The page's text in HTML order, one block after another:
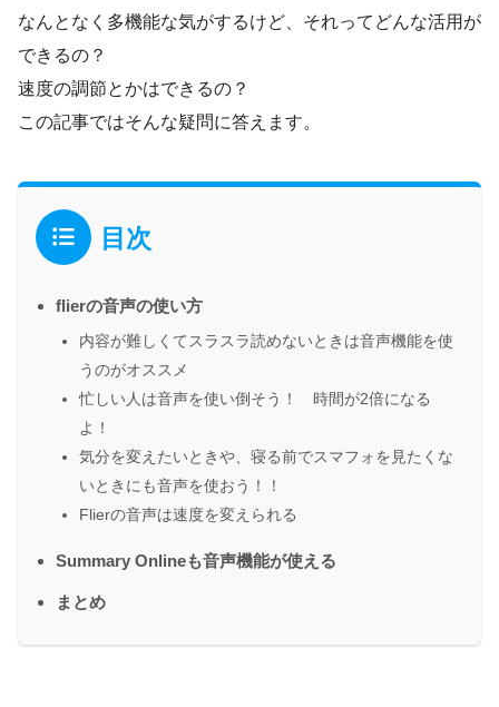
なんとなく多機能な気がするけど、それってどんな活用が
できるの？
速度の調節とかはできるの？
この記事ではそんな疑問に答えます。
目次
flierの音声の使い方
内容が難しくてスラスラ読めないときは音声機能を使
うのがオススメ
忙しい人は音声を使い倒そう！ 時間が2倍になる
よ！
気分を変えたいときや、寝る前でスマフォを見たくな
いときにも音声を使おう！！
Flierの音声は速度を変えられる
Summary Onlineも音声機能が使える
まとめ